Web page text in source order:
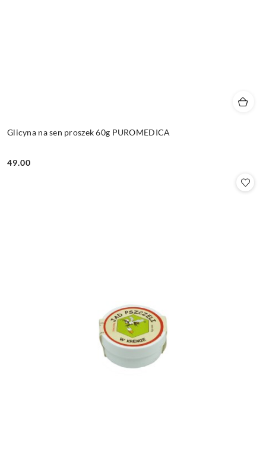
Glicyna na sen proszek 60g PUROMEDICA
Cena:
49.00